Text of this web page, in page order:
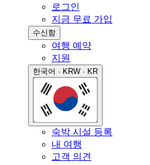
로그인
지금 무료 가입
수신함
여행 예약
지원
한국어 · KRW · KR
숙박 시설 등록
내 여행
고객 의견